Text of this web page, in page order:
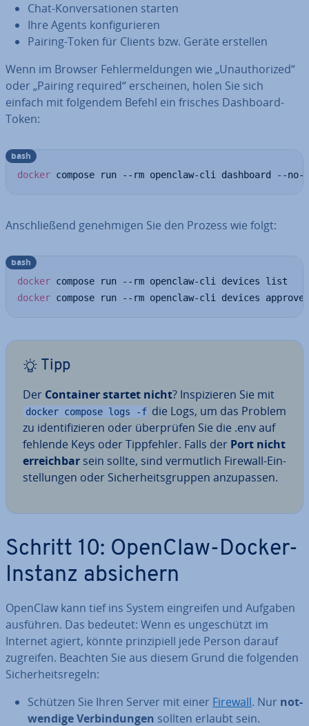
Chat-Kon­ver­sa­tio­nen starten
Ihre Agents kon­fi­gu­rie­ren
Pairing-Token für Clients bzw. Geräte erstellen
Wenn im Browser Feh­ler­mel­dun­gen wie „Un­aut­ho­ri­zed“
oder „Pairing required“ er­schei­nen, holen Sie sich
einfach mit folgendem Befehl ein frisches Dashboard-
Token:
docker compose run --rm openclaw-cli dashboard --no-
bash
An­schlie­ßend ge­neh­mi­gen Sie den Prozess wie folgt:
docker
docker compose run --rm openclaw-cli devices approve
bash
Tipp
Der Container startet nicht? In­spi­zie­ren Sie mit
docker compose logs -f die Logs, um das Problem
zu iden­ti­fi­zie­ren oder über­prü­fen Sie die .env auf
fehlende Keys oder Tipp­feh­ler. Falls der Port nicht
er­reich­bar sein sollte, sind ver­mut­lich Firewall-Ein­
stel­lun­gen oder Si­cher­heits­grup­pen an­zu­pas­sen.
Schritt 10: OpenClaw-Docker-
Instanz absichern
OpenClaw kann tief ins System ein­grei­fen und Aufgaben
ausführen. Das bedeutet: Wenn es un­ge­schützt im
Internet agiert, könnte prin­zi­pi­ell jede Person darauf
zugreifen. Beachten Sie aus diesem Grund die folgenden
Si­cher­heits­re­geln:
Schützen Sie Ihren Server mit einer Firewall. Nur not­
wen­di­ge Ver­bin­dun­gen sollten erlaubt sein.